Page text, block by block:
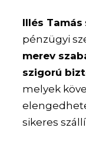
Illés Tamás
pénzügyi
merev
szigorú
melyek
sikeres